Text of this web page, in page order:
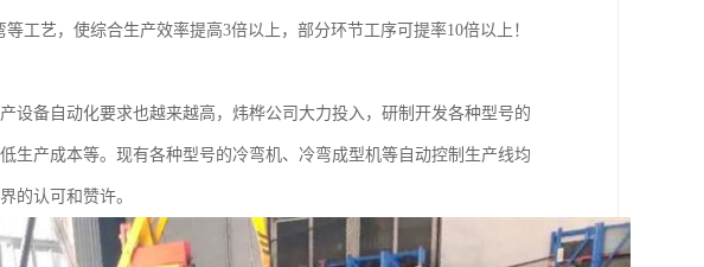
工艺，使综合生产效率提高3倍以上，部分环节工序可提率10倍以上！
设备自动化要求也越来越高，炜桦公司大力投入，研制开发各种型号的
生产成本等。现有各种型号的冷弯机、冷弯成型机等自动控制生产线均
的认可和赞许。